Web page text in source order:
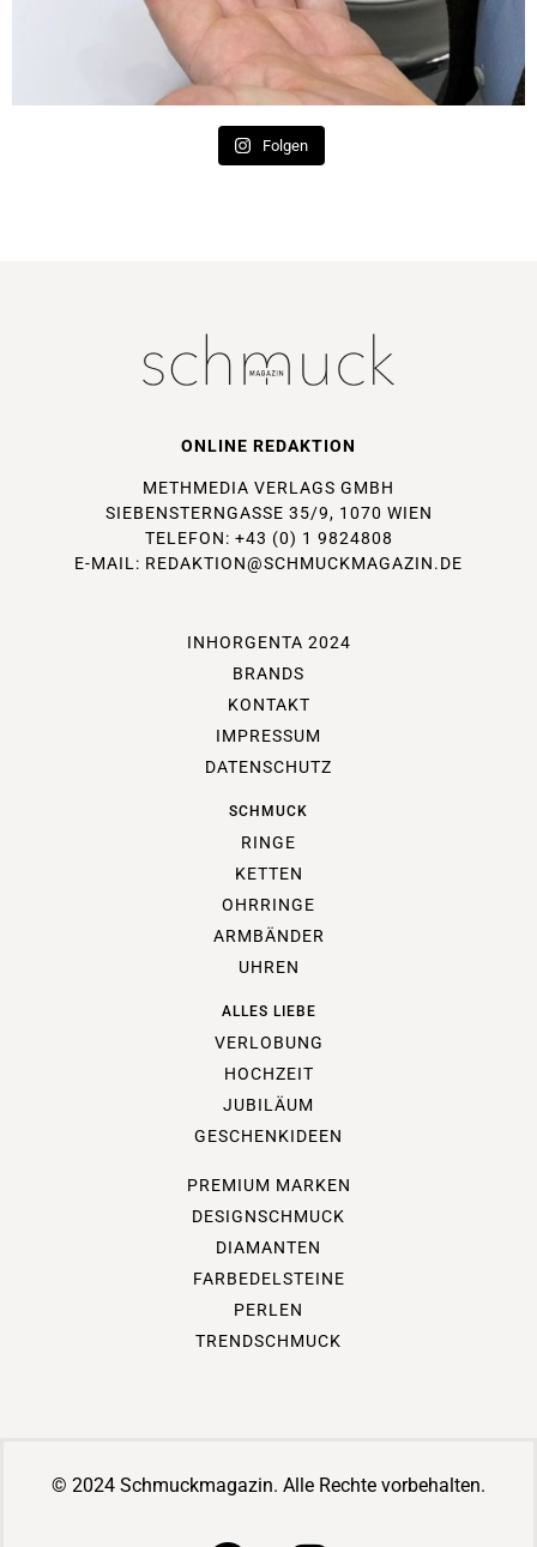
Folgen
ONLINE REDAKTION
METHMEDIA VERLAGS GMBH
SIEBENSTERNGASSE 35/9, 1070 WIEN
TELEFON: +43 (0) 1 9824808
E-MAIL: REDAKTION@SCHMUCKMAGAZIN.DE
INHORGENTA 2024
BRANDS
KONTAKT
IMPRESSUM
DATENSCHUTZ
SCHMUCK
RINGE
KETTEN
OHRRINGE
ARMBÄNDER
UHREN
ALLES LIEBE
VERLOBUNG
HOCHZEIT
JUBILÄUM
GESCHENKIDEEN
PREMIUM MARKEN
DESIGNSCHMUCK
DIAMANTEN
FARBEDELSTEINE
PERLEN
TRENDSCHMUCK
© 2024 Schmuckmagazin. Alle Rechte vorbehalten.